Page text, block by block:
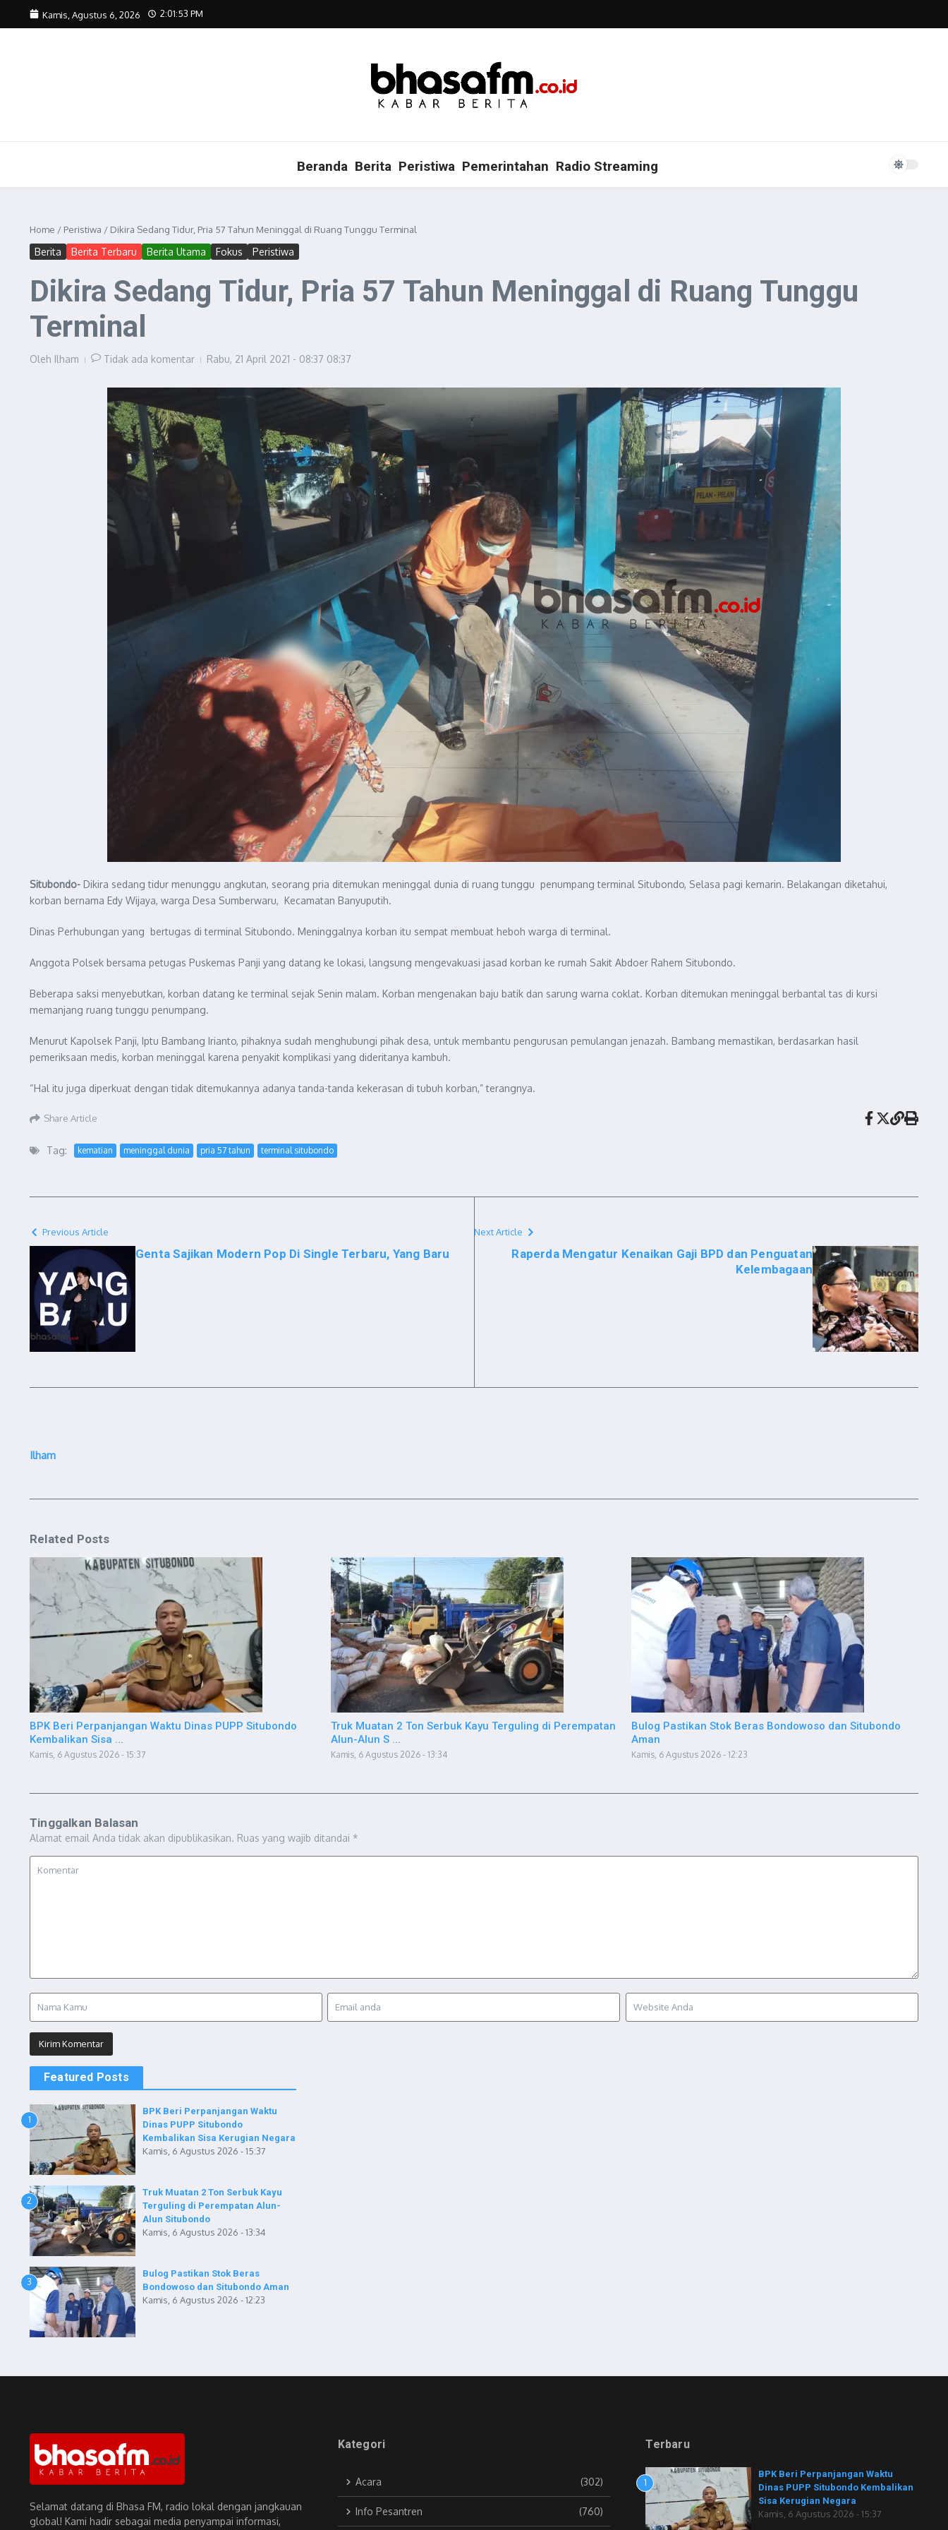
Lewati ke konten
Kamis, Agustus 6, 2026 2:01:54 PM
Beranda Berita Peristiwa Pemerintahan Radio Streaming
Home / Peristiwa / Dikira Sedang Tidur, Pria 57 Tahun Meninggal di Ruang Tunggu Terminal
Berita Berita Terbaru Berita Utama Fokus Peristiwa
Dikira Sedang Tidur, Pria 57 Tahun Meninggal di Ruang Tunggu
Terminal
Oleh Ilham Tidak ada komentar Rabu, 21 April 2021 - 08:37 08:37
Situbondo- Dikira sedang tidur menunggu angkutan, seorang pria ditemukan meninggal dunia di ruang tunggu penumpang terminal Situbondo, Selasa pagi kemarin. Belakangan diketahui,
korban bernama Edy Wijaya, warga Desa Sumberwaru, Kecamatan Banyuputih.
Dinas Perhubungan yang bertugas di terminal Situbondo. Meninggalnya korban itu sempat membuat heboh warga di terminal.
Anggota Polsek bersama petugas Puskemas Panji yang datang ke lokasi, langsung mengevakuasi jasad korban ke rumah Sakit Abdoer Rahem Situbondo.
Beberapa saksi menyebutkan, korban datang ke terminal sejak Senin malam. Korban mengenakan baju batik dan sarung warna coklat. Korban ditemukan meninggal berbantal tas di kursi
memanjang ruang tunggu penumpang.
Menurut Kapolsek Panji, Iptu Bambang Irianto, pihaknya sudah menghubungi pihak desa, untuk membantu pengurusan pemulangan jenazah. Bambang memastikan, berdasarkan hasil
pemeriksaan medis, korban meninggal karena penyakit komplikasi yang dideritanya kambuh.
“Hal itu juga diperkuat dengan tidak ditemukannya adanya tanda-tanda kekerasan di tubuh korban,” terangnya.
Share Article
Tag: kematian meninggal dunia pria 57 tahun terminal situbondo
Previous Article
Genta Sajikan Modern Pop Di Single Terbaru, Yang Baru
Next Article
Raperda Mengatur Kenaikan Gaji BPD dan Penguatan
Kelembagaan
Ilham
Related Posts
BPK Beri Perpanjangan Waktu Dinas PUPP Situbondo
Kembalikan Sisa ...
Kamis, 6 Agustus 2026 - 15:37
Truk Muatan 2 Ton Serbuk Kayu Terguling di Perempatan
Alun-Alun S ...
Kamis, 6 Agustus 2026 - 13:34
Bulog Pastikan Stok Beras Bondowoso dan Situbondo
Aman
Kamis, 6 Agustus 2026 - 12:23
Tinggalkan Balasan
Alamat email Anda tidak akan dipublikasikan. Ruas yang wajib ditandai *
Featured Posts
1
BPK Beri Perpanjangan Waktu
Dinas PUPP Situbondo
Kembalikan Sisa Kerugian Negara
Kamis, 6 Agustus 2026 - 15:37
2
Truk Muatan 2 Ton Serbuk Kayu
Terguling di Perempatan Alun-
Alun Situbondo
Kamis, 6 Agustus 2026 - 13:34
3
Bulog Pastikan Stok Beras
Bondowoso dan Situbondo Aman
Kamis, 6 Agustus 2026 - 12:23
Selamat datang di Bhasa FM, radio lokal dengan jangkauan
global! Kami hadir sebagai media penyampai informasi,
Kategori
Acara (302)
Info Pesantren (760)
Terbaru
1
BPK Beri Perpanjangan Waktu
Dinas PUPP Situbondo Kembalikan
Sisa Kerugian Negara
Kamis, 6 Agustus 2026 - 15:37